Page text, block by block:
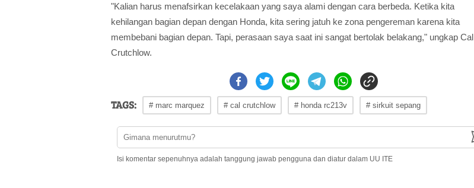
"Kalian harus menafsirkan kecelakaan yang saya alami dengan cara berbeda. Ketika kita
kehilangan bagian depan dengan Honda, kita sering jatuh ke zona pengereman karena kita
membebani bagian depan. Tapi, perasaan saya saat ini sangat bertolak belakang," ungkap Cal
Crutchlow.
TAGS: # marc marquez # cal crutchlow # honda rc213v # sirkuit sepang
Isi komentar sepenuhnya adalah tanggung jawab pengguna dan diatur dalam UU ITE